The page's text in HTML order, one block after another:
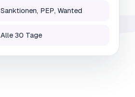
Sanktionen, PEP, Wanted
Alle 30 Tage